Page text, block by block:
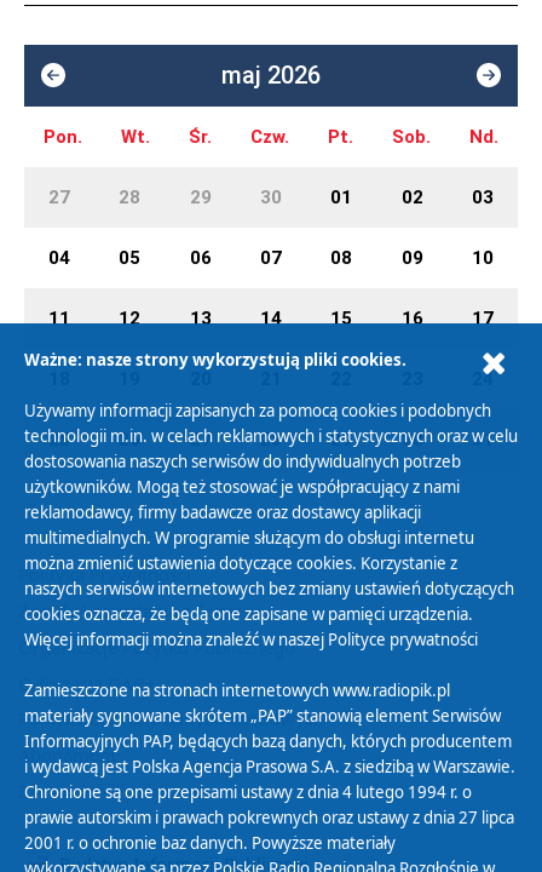
maj 2026
Pon. Wt. Śr. Czw. Pt. Sob. Nd.
27 28 29 30 01 02 03
04 05 06 07 08 09 10
11 12 13 14 15 16 17
24
25 26 27 28 29 30 31
Polityka Prywatności
Zasady korzystania z Serwisu
Organizacje Pożytku Publicznego
Cyfryzacja DAB+
Polityka ochrony danych osobowych
Abonament
Zamówienia publiczne
Biuletyn Informacji Publicznej
Ważne: nasze strony wykorzystują pliki cookies.
Używamy informacji zapisanych za pomocą cookies i podobnych
technologii m.in. w celach reklamowych i statystycznych oraz w celu
dostosowania naszych serwisów do indywidualnych potrzeb
użytkowników. Mogą też stosować je współpracujący z nami
reklamodawcy, firmy badawcze oraz dostawcy aplikacji
multimedialnych. W programie służącym do obsługi internetu
można zmienić ustawienia dotyczące cookies. Korzystanie z
naszych serwisów internetowych bez zmiany ustawień dotyczących
cookies oznacza, że będą one zapisane w pamięci urządzenia.
Więcej informacji można znaleźć w naszej Polityce prywatności
Zamieszczone na stronach internetowych www.radiopik.pl
materiały sygnowane skrótem „PAP” stanowią element Serwisów
Informacyjnych PAP, będących bazą danych, których producentem
i wydawcą jest Polska Agencja Prasowa S.A. z siedzibą w Warszawie.
Chronione są one przepisami ustawy z dnia 4 lutego 1994 r. o
prawie autorskim i prawach pokrewnych oraz ustawy z dnia 27 lipca
2001 r. o ochronie baz danych. Powyższe materiały